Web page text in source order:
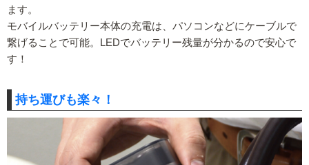
ます。
モバイルバッテリー本体の充電は、パソコンなどにケーブルで
繋げることで可能。LEDでバッテリー残量が分かるので安心で
す！
持ち運びも楽々！